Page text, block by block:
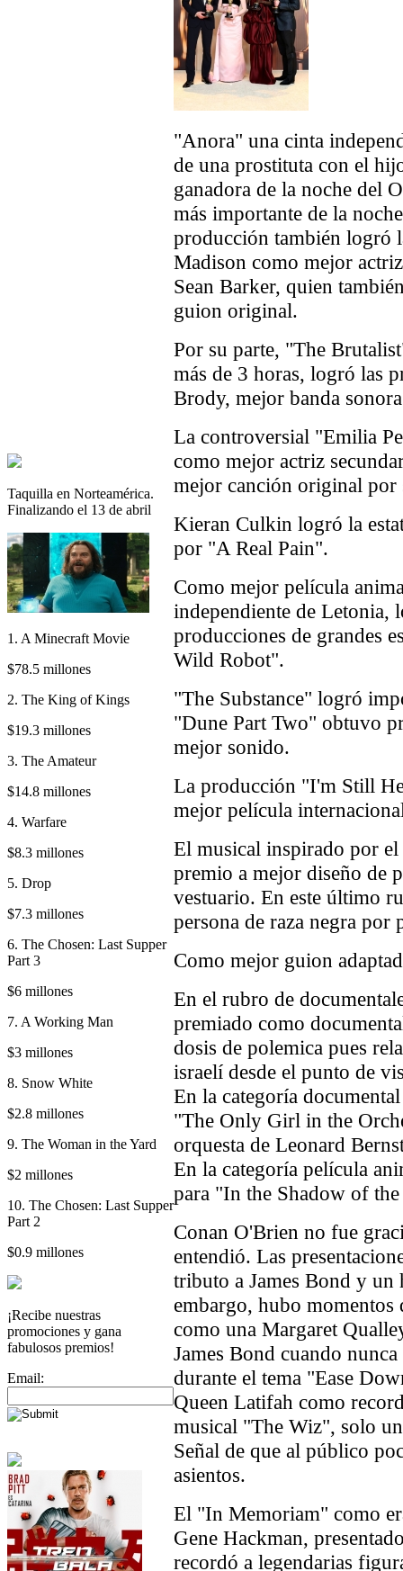
Taquilla en Norteamérica.
Finalizando el 13 de abril
1. A Minecraft Movie
$78.5 millones
2. The King of Kings
$19.3 millones
3. The Amateur
$14.8 millones
4. Warfare
$8.3 millones
5. Drop
$7.3 millones
6. The Chosen: Last Supper
Part 3
$6 millones
7. A Working Man
$3 millones
8. Snow White
$2.8 millones
9. The Woman in the Yard
$2 millones
10. The Chosen: Last Supper
Part 2
$0.9 millones
¡Recibe nuestras
promociones y gana
fabulosos premios!
Email:
"Anora" una cinta
de una prostituta con el
ganadora de la noche del
más importante de la
producción también logró
Madison como mejor
Sean Barker, quien
guion original.
Por su parte, "The
más de 3 horas, logró las
Brody, mejor banda
La controversial "Emilia
como mejor actriz
mejor canción original
Kieran Culkin logró la
por "A Real Pain".
Como mejor película
independiente de Letonia,
producciones de grandes
Wild Robot".
"The Substance" logró
"Dune Part Two" obtuvo
mejor sonido.
La producción "I'm Still
mejor película
El musical inspirado por
premio a mejor diseño de
vestuario. En este último
persona de raza negra por
Como mejor guion
En el rubro de
premiado como
dosis de polemica pues
israelí desde el punto de
En la categoría
"The Only Girl in the
orquesta de Leonard
En la categoría película
para "In the Shadow of
Conan O'Brien no fue
entendió. Las
tributo a James Bond y un
embargo, hubo
como una Margaret
James Bond cuando
durante el tema "Ease
Queen Latifah como
musical "The Wiz", solo
Señal de que al público
asientos.
El "In Memoriam" como
Gene Hackman,
recordó a legendarias